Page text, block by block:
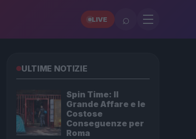
LIVE ⌕
ULTIME NOTIZIE
Spin Time: Il
Grande Affare e le
Costose
Conseguenze per
Roma